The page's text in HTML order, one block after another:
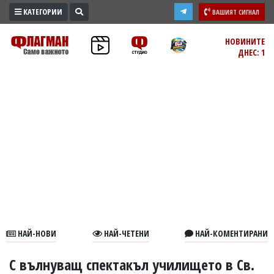
ПРОМО
ЗОНА
В
КАТЕГОРИИ ВАШИЯТ СИГНАЛ
НОВИНИТЕ
ДНЕС: 1
НАЙ-НОВИ НАЙ-ЧЕТЕНИ НАЙ-КОМЕНТИРАНИ
С вълнуващ спектакъл училището в Св.